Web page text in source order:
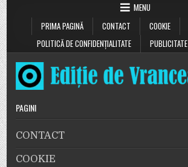
MENU
PRIMA PAGINĂ
CONTACT COOKIE
POLITICĂ DE CONFIDENȚIALITATE
PUBLICITATE
PAGINI
CONTACT
COOKIE